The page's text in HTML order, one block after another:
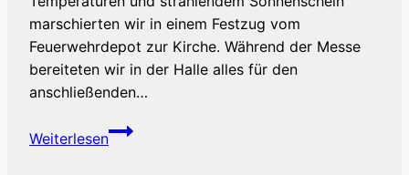
marschierten wir in einem Festzug vom
Feuerwehrdepot zur Kirche. Während der Messe
bereiteten wir in der Halle alles für den
anschließenden…
Weiterlesen
Erntedankfest
Bruckmühl